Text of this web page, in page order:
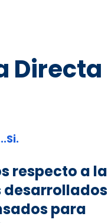
Directa
respecto a la
desarrollados
para